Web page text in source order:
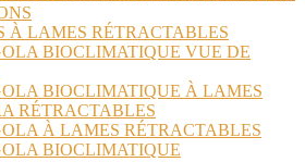
À LAMES RÉTRACTABLES
BIOCLIMATIQUE VUE DE
BIOCLIMATIQUE À LAMES
RÉTRACTABLES
À LAMES RÉTRACTABLES
BIOCLIMATIQUE